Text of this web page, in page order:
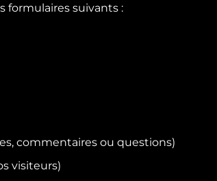
formulaires suivants :
commentaires ou questions)
visiteurs)